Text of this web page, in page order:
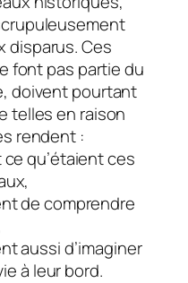
disparus. Ces
font pas partie du
doivent pourtant
telles en raison
rendent :
qu’étaient ces
de comprendre
aussi d’imaginer
à leur bord.